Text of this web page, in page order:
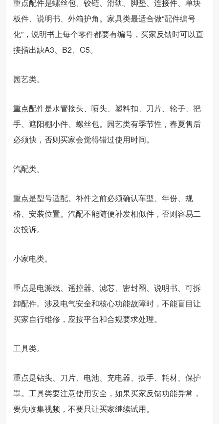
重点配件是螺丝包、铰链、滑轨、脚垫、连接件、单块
板件、说明书、外箱护角。家具类最适合做“配件编号
化”，说明书上每个零件都要有编号，买家反馈时可以直
接指出缺A3、B2、C5。
园艺类。
重点配件是水管接头、喷头、塑料扣、刀片、轮子、把
手、遮阳棚小件、螺丝包。园艺类有季节性，春夏售后
必须快，否则买家会觉得错过使用时间。
汽配类。
重点是型号适配。补件之前必须确认车型、年份、规
格、安装位置。汽配不能随便补发相似件，否则容易二
次投诉。
小家电类。
重点是电源线、遥控器、滤芯、密封圈、说明书、可拆
卸配件。涉及电气安全和核心功能故障时，不能盲目让
买家自行维修，应按平台和合规要求处理。
工具类。
重点是钻头、刀片、电池、充电器、扳手、耗材、保护
罩。工具类要注意使用安全，如果买家反馈功能异常，
要先收集视频，不要只让买家继续试用。